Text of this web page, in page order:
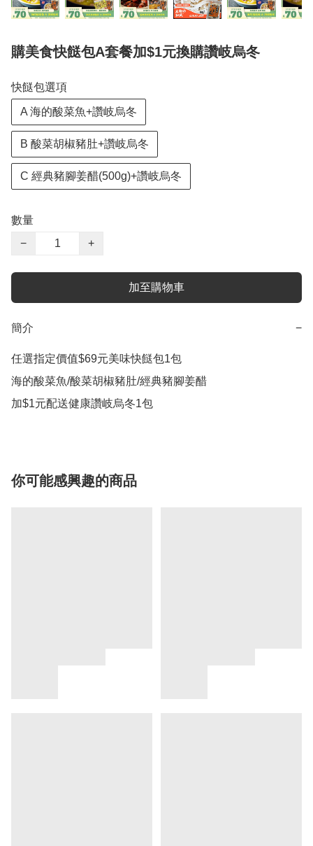
購美食快餸包A套餐加$1元換購讚岐烏冬
快餸包選項
A 海的酸菜魚+讚岐烏冬
B 酸菜胡椒豬肚+讚岐烏冬
C 經典豬腳姜醋(500g)+讚岐烏冬
數量
−
+
加至購物車
簡介 −
任選指定價值$69元美味快餸包1包
海的酸菜魚/酸菜胡椒豬肚/經典豬腳姜醋
加$1元配送健康讚岐烏冬1包
你可能感興趣的商品